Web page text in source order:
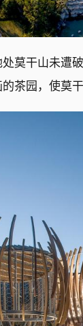
处莫干山未遭
茶园，使莫